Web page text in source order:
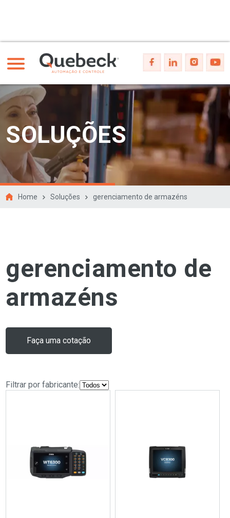
SOLUÇÕES
Home Soluções gerenciamento de armazéns
gerenciamento de
armazéns
Faça uma cotação
Filtrar por fabricante: